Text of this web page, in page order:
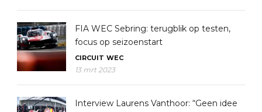
FIA WEC Sebring: terugblik op testen,
focus op seizoenstart
CIRCUIT WEC
13 mrt 2023
Interview Laurens Vanthoor: “Geen idee